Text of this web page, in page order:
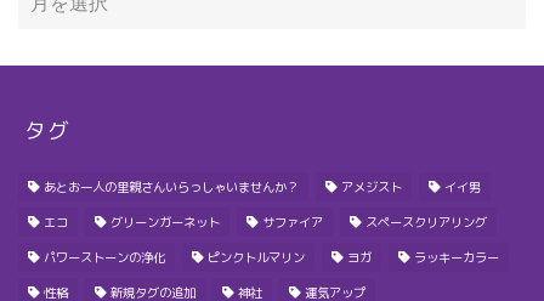
タグ
あとお一人の里親さんいらっしゃいませんか？ アメジスト イイ男
エコ グリーンガーネット サファイア スペースクリアリング
パワーストーンの浄化 ピンクトルマリン ヨガ ラッキーカラー
性格 新規タグの追加 神社 運気アップ